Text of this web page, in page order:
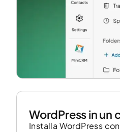
WordPress in un
Installa WordPress